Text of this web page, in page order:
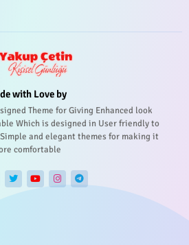
with Love by
Theme for Giving Enhanced look
Which is designed in User friendly to
and elegant themes for making it
comfortable